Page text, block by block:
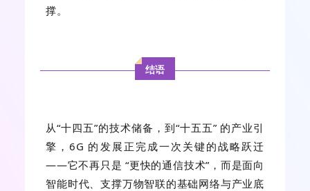
撑。
结语
从“十四五”的技术储备，到“十五五” 的产业引
擎，6G 的发展正完成一次关键的战略跃迁
——它不再只是 “更快的通信技术”，而是面向
智能时代、支撑万物智联的基础网络与产业底